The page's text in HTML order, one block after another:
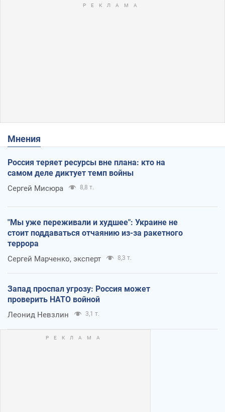
Мнения
Россия теряет ресурсы вне плана: кто на
самом деле диктует темп войны
Сергей Мисюра 8,8 т.
"Мы уже переживали и худшее": Украине не
стоит поддаваться отчаянию из-за ракетного
террора
Сергей Марченко, эксперт 8,3 т.
Запад проспал угрозу: Россия может
проверить НАТО войной
Леонид Невзлин 3,1 т.